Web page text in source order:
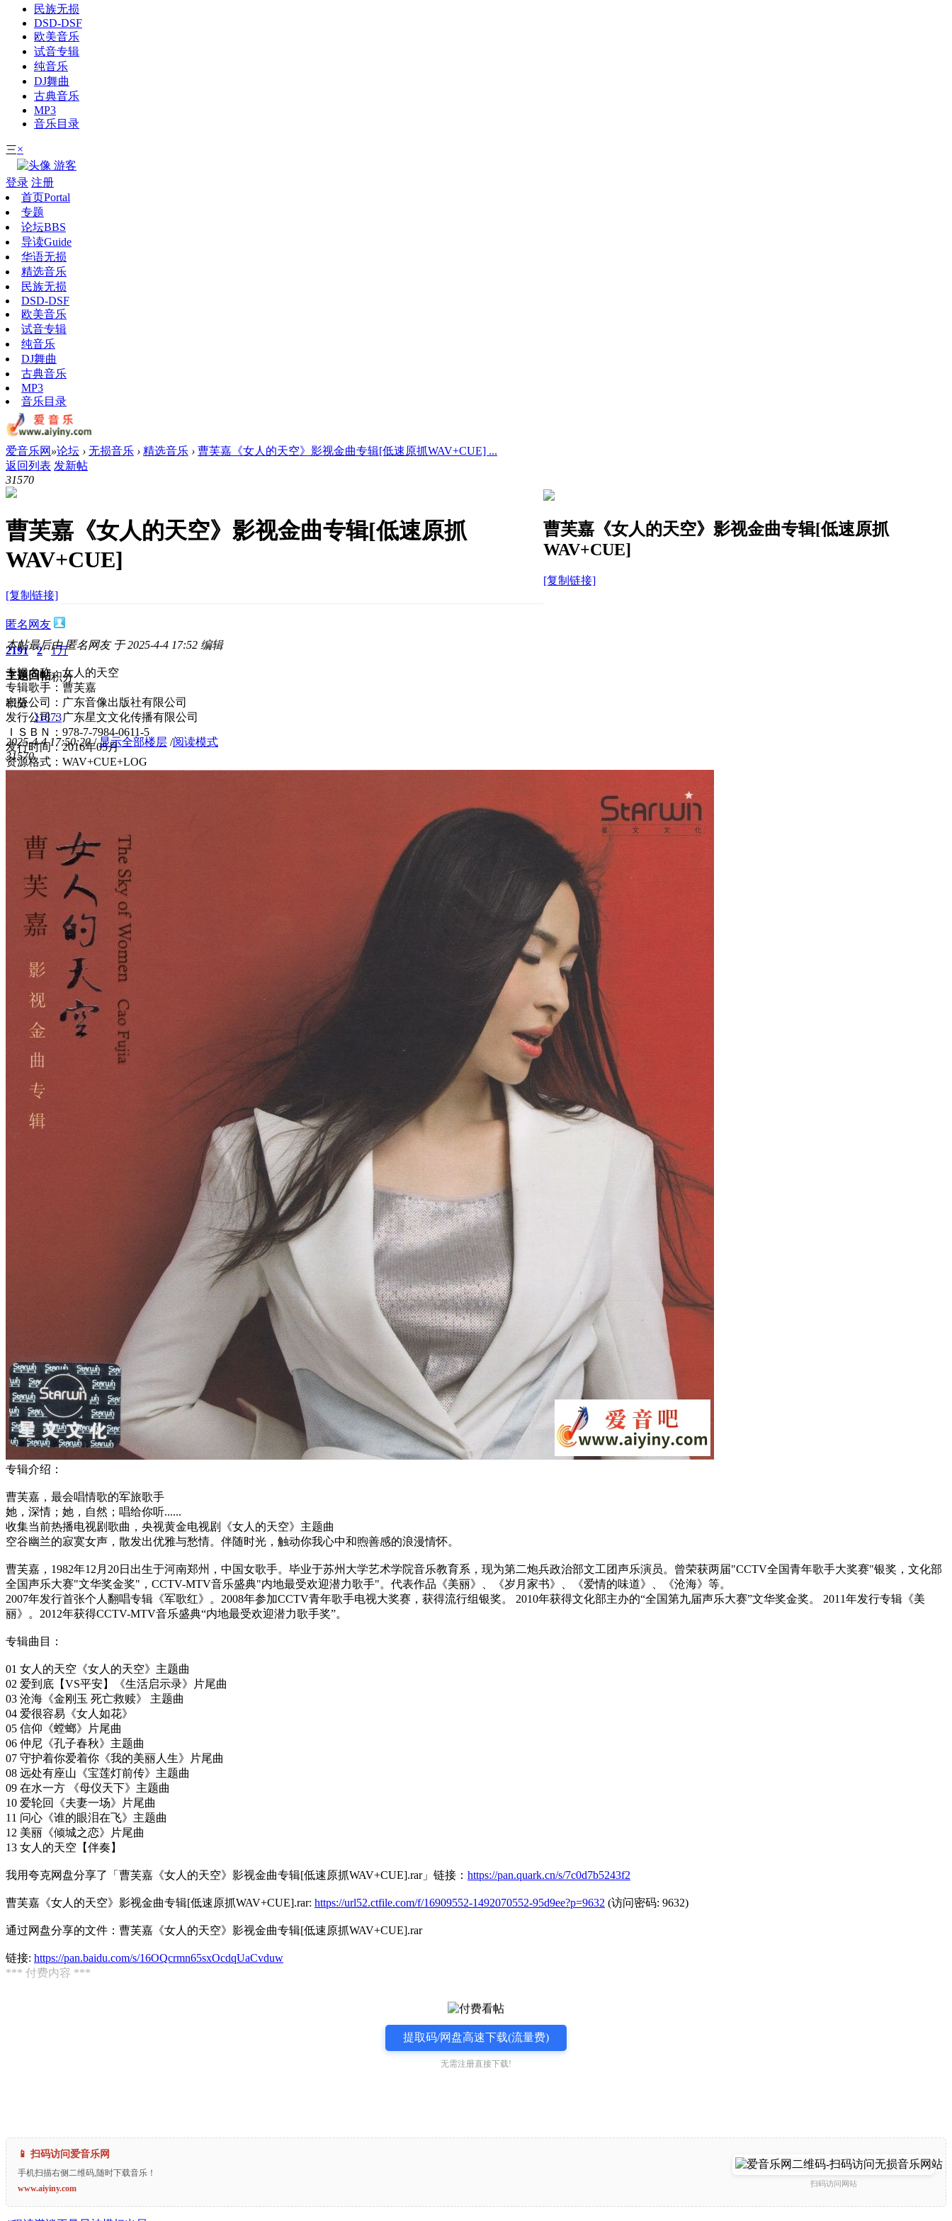
民族无损
DSD-DSF
欧美音乐
试音专辑
纯音乐
DJ舞曲
古典音乐
MP3
音乐目录
三×
游客
登录 注册
首页Portal
专题
论坛BBS
导读Guide
华语无损
精选音乐
民族无损
DSD-DSF
欧美音乐
试音专辑
纯音乐
DJ舞曲
古典音乐
MP3
音乐目录
爱音乐网 »论坛 › 无损音乐 › 精选音乐 › 曹芙嘉《女人的天空》影视金曲专辑[低速原抓WAV+CUE] ...
返回列表 发新帖
31570
曹芙嘉《女人的天空》影视金曲专辑[低速原抓
WAV+CUE]
[复制链接]
曹芙嘉《女人的天空》影视金曲专辑[低速原抓
WAV+CUE]
[复制链接]
匿名网友
2191
主题
2
回帖
1万
积分
积分
11873
2025-4-4 17:50:20 / 显示全部楼层 /阅读模式
31570
本帖最后由 匿名网友 于 2025-4-4 17:52 编辑
专辑名称：女人的天空
专辑歌手：曹芙嘉
出版公司：广东音像出版社有限公司
发行公司：广东星文文化传播有限公司
ＩＳＢＮ：978-7-7984-0611-5
发行时间：2016年05月
资源格式：WAV+CUE+LOG
专辑介绍：
曹芙嘉，最会唱情歌的军旅歌手
她，深情；她，自然；唱给你听......
收集当前热播电视剧歌曲，央视黄金电视剧《女人的天空》主题曲
空谷幽兰的寂寞女声，散发出优雅与愁情。伴随时光，触动你我心中和煦善感的浪漫情怀。
曹芙嘉，1982年12月20日出生于河南郑州，中国女歌手。毕业于苏州大学艺术学院音乐教育系，现为第二炮兵政治部文工团声乐演员。曾荣获两届"CCTV全国青年歌手大奖赛"银奖，文化部
全国声乐大赛"文华奖金奖"，CCTV-MTV音乐盛典"内地最受欢迎潜力歌手"。代表作品《美丽》、《岁月家书》、《爱情的味道》、《沧海》等。
2007年发行首张个人翻唱专辑《军歌红》。2008年参加CCTV青年歌手电视大奖赛，获得流行组银奖。 2010年获得文化部主办的“全国第九届声乐大赛”文华奖金奖。 2011年发行专辑《美
丽》。2012年获得CCTV-MTV音乐盛典“内地最受欢迎潜力歌手奖”。
专辑曲目：
01 女人的天空《女人的天空》主题曲
02 爱到底【VS平安】《生活启示录》片尾曲
03 沧海《金刚玉 死亡救赎》 主题曲
04 爱很容易《女人如花》
05 信仰《螳螂》片尾曲
06 仲尼《孔子春秋》主题曲
07 守护着你爱着你《我的美丽人生》片尾曲
08 远处有座山《宝莲灯前传》主题曲
09 在水一方 《母仪天下》主题曲
10 爱轮回《夫妻一场》片尾曲
11 问心《谁的眼泪在飞》主题曲
12 美丽《倾城之恋》片尾曲
13 女人的天空【伴奏】
我用夸克网盘分享了「曹芙嘉《女人的天空》影视金曲专辑[低速原抓WAV+CUE].rar」链接： https://pan.quark.cn/s/7c0d7b5243f2
曹芙嘉《女人的天空》影视金曲专辑[低速原抓WAV+CUE].rar: https://url52.ctfile.com/f/16909552-1492070552-95d9ee?p=9632 (访问密码: 9632)
通过网盘分享的文件：曹芙嘉《女人的天空》影视金曲专辑[低速原抓WAV+CUE].rar
链接: https://pan.baidu.com/s/16OQcrmn65sxOcdqUaCvduw
*** 付费内容 ***
提取码/网盘高速下载(流量费)
无需注册直接下载!
📱 扫码访问爱音乐网
手机扫描右侧二维码,随时下载音乐！
www.aiyiny.com
扫码访问网站